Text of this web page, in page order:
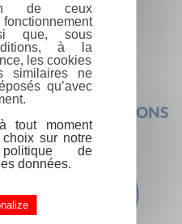
FOIRE AUX QUESTIONS
de ceux
que, sous
à la
les cookies
similaires ne
qu’avec
tout moment
sur notre
de
données.